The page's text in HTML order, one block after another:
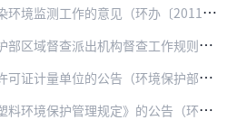
监测工作的意见（环办〔2011〕52号）
出机构督查工作规则》的通知（环发〔2011〕59号）
单位的公告（环境保护部公告2011年第90号）
管理规定》的公告（环境保护部公告2013年第3号）